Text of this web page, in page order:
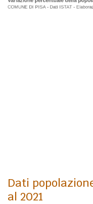
Dati
al 2021